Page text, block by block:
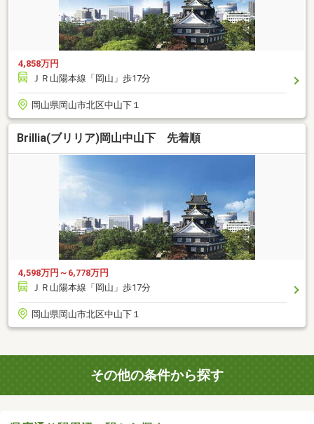
4,858万円
ＪＲ山陽本線「岡山」歩17分
岡山県岡山市北区中山下１
Brillia(ブリリア)岡山中山下 先着順
4,598万円～6,778万円
ＪＲ山陽本線「岡山」歩17分
岡山県岡山市北区中山下１
その他の条件から探す